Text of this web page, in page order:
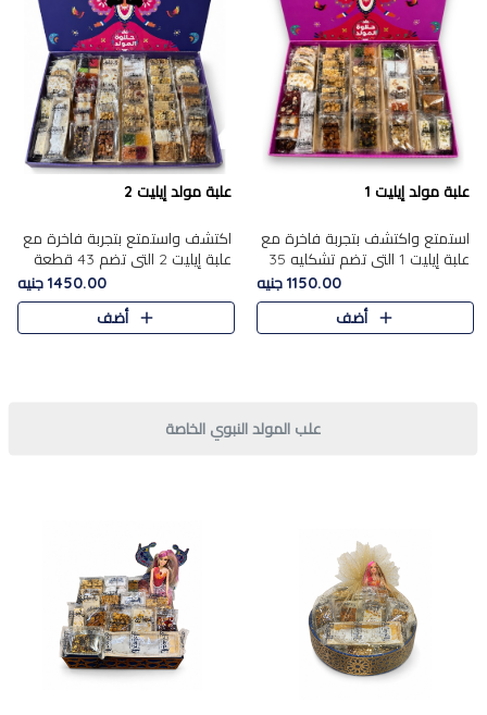
علبة مولد إيليت 1
استمتع واكتشف بتجربة فاخرة مع
علبة إيليت 1 التي تضم تشكليه 35
قطعة من أرقى حلويات المولد
المصري الأصيلة ,معروضة بشكل
جميل في علبة أنيقة ، في..
1150.00 جنيه
أضف
علبة مولد إيليت 2
اكتشف واستمتع بتجربة فاخرة مع
علبة إيليت 2 التي تضم 43 قطعة
تشكيلة من أرقى حلويات المولد
الشرقية المصرية الأصيلة ,معروضة
بشكل جميل في علبة أ..
1450.00 جنيه
أضف
علب المولد النبوي الخاصة